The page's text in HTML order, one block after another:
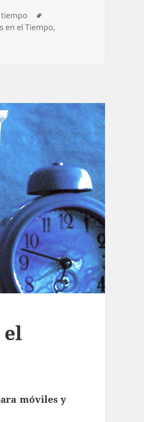
tiempo
en el Tiempo,
móviles y